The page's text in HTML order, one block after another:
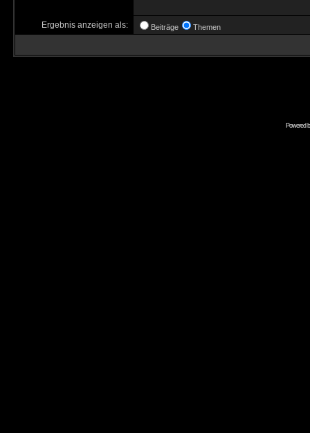
Ergebnis anzeigen als: Beiträge Themen
Powered